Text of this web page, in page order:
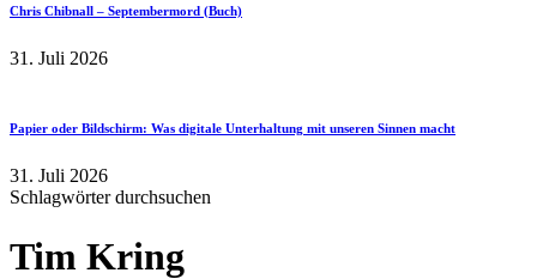
Chris Chibnall – Septembermord (Buch)
31. Juli 2026
Papier oder Bildschirm: Was digitale Unterhaltung mit unseren Sinnen macht
31. Juli 2026
Schlagwörter durchsuchen
Tim Kring